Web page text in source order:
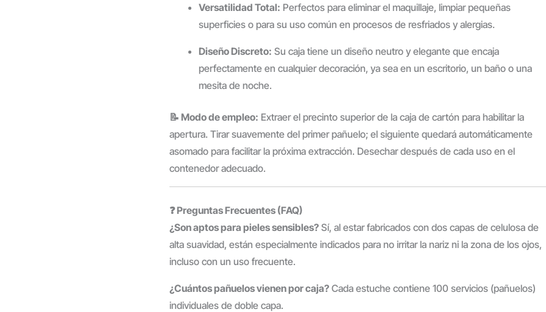
Versatilidad Total: Perfectos para eliminar el maquillaje, limpiar pequeñas
superficies o para su uso común en procesos de resfriados y alergias.
Diseño Discreto: Su caja tiene un diseño neutro y elegante que encaja
perfectamente en cualquier decoración, ya sea en un escritorio, un baño o una
mesita de noche.
📝 Modo de empleo: Extraer el precinto superior de la caja de cartón para habilitar la
apertura. Tirar suavemente del primer pañuelo; el siguiente quedará automáticamente
asomado para facilitar la próxima extracción. Desechar después de cada uso en el
contenedor adecuado.
❓ Preguntas Frecuentes (FAQ)
¿Son aptos para pieles sensibles?Sí, al estar fabricados con dos capas de celulosa de
alta suavidad, están especialmente indicados para no irritar la nariz ni la zona de los ojos,
incluso con un uso frecuente.
¿Cuántos pañuelos vienen por caja?Cada estuche contiene 100 servicios (pañuelos)
individuales de doble capa.